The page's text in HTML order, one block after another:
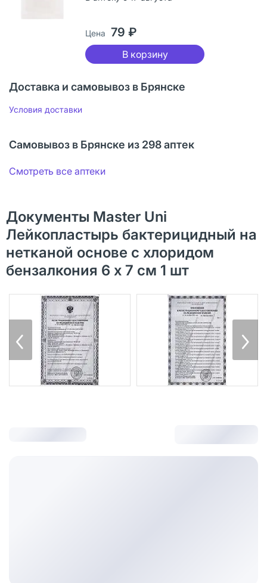
Цена 79 ₽
В корзину
Доставка и самовывоз в Брянске
Условия доставки
Самовывоз в Брянске из 298 аптек
Смотреть все аптеки
Документы Master Uni
Лейкопластырь бактерицидный на
нетканой основе с хлоридом
бензалкония 6 х 7 см 1 шт